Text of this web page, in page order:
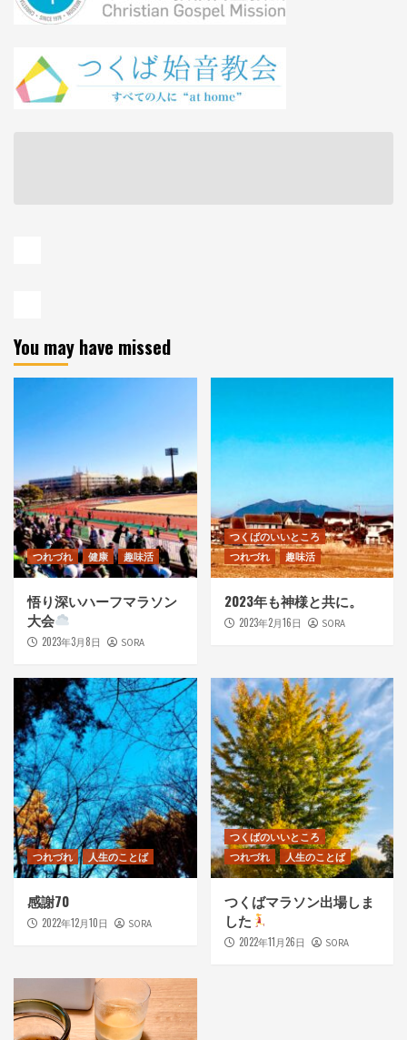
You may have missed
つれづれ 健康 趣味活
悟り深いハーフマラソン
大会
2023年3月8日 SORA
つくばのいいところ
つれづれ
趣味活
2023年も神様と共に。
2023年2月16日 SORA
つれづれ 人生のことば
感謝70
2022年12月10日 SORA
つくばのいいところ
つれづれ
人生のことば
つくばマラソン出場しま
した
2022年11月26日 SORA